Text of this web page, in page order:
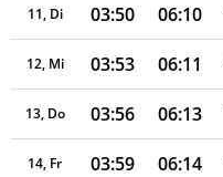
11, Di 03:50 06:10
12, Mi 03:53 06:11
13, Do 03:56 06:13
14, Fr 03:59 06:14